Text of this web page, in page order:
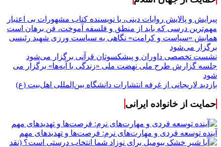
پیرایش و پالایش روایات دینی، با نویسنده کتاب مشهورات بی اعتبار
مهم‌ترین درسی که باید از منطق و فلسفه آموخت، فن برهان است
همایش «سیاست و کرامت» نگاهی به سیاست ورزی شهید رئیسی
برگزار می‌شود
نشست تخصصی داوران و پیشکسوتان قرآنی برگزار می‌شود
جلسه گزارش طرح ملی نهضت ملی «زندگی با آیه‌ها» برگزار می
شود
بازدید لاریجانی از غرفه انتشارات دانشگاه بین‌المللی اهل‌بیت (ع)
حمایت از خانواده ایرانی
آینده توسعه فردی و مهارت‌های نرم: فرصت‌ها و تهدیدهای مهم